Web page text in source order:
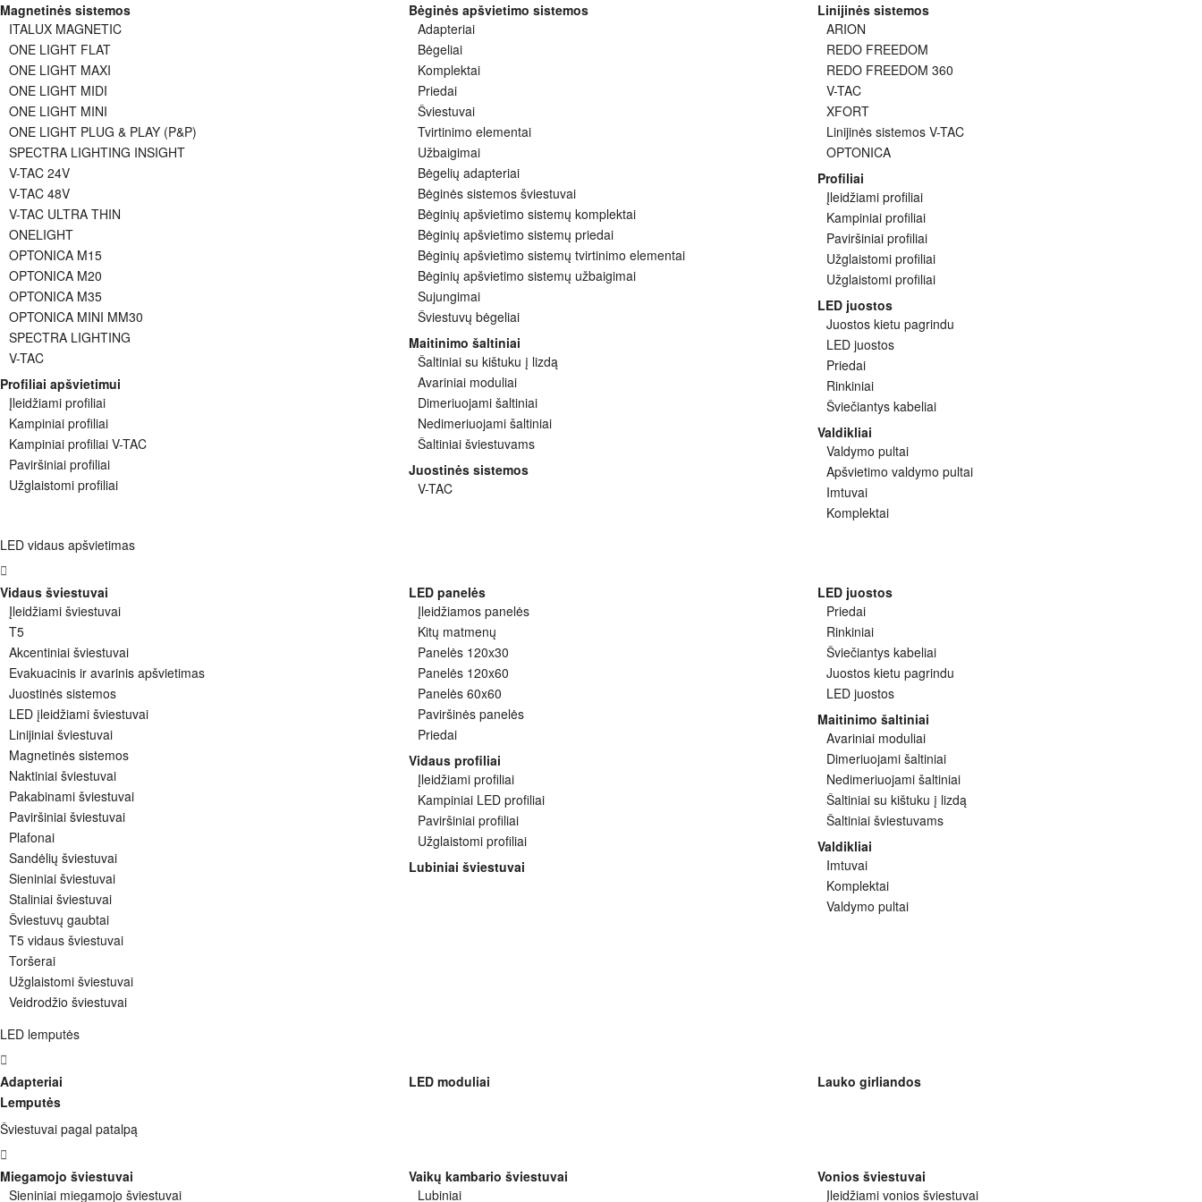
Magnetinės sistemos
ITALUX MAGNETIC
ONE LIGHT FLAT
ONE LIGHT MAXI
ONE LIGHT MIDI
ONE LIGHT MINI
ONE LIGHT PLUG & PLAY (P&P)
SPECTRA LIGHTING INSIGHT
V-TAC 24V
V-TAC 48V
V-TAC ULTRA THIN
ONELIGHT
OPTONICA M15
OPTONICA M20
OPTONICA M35
OPTONICA MINI MM30
SPECTRA LIGHTING
V-TAC
Profiliai apšvietimui
Įleidžiami profiliai
Kampiniai profiliai
Kampiniai profiliai V-TAC
Paviršiniai profiliai
Užglaistomi profiliai
Bėginės apšvietimo sistemos
Adapteriai
Bėgeliai
Komplektai
Priedai
Šviestuvai
Tvirtinimo elementai
Užbaigimai
Bėgelių adapteriai
Bėginės sistemos šviestuvai
Bėginių apšvietimo sistemų komplektai
Bėginių apšvietimo sistemų priedai
Bėginių apšvietimo sistemų tvirtinimo elementai
Bėginių apšvietimo sistemų užbaigimai
Sujungimai
Šviestuvų bėgeliai
Maitinimo šaltiniai
Šaltiniai su kištuku į lizdą
Avariniai moduliai
Dimeriuojami šaltiniai
Nedimeriuojami šaltiniai
Šaltiniai šviestuvams
Juostinės sistemos
V-TAC
Linijinės sistemos
ARION
REDO FREEDOM
REDO FREEDOM 360
V-TAC
XFORT
Linijinės sistemos V-TAC
OPTONICA
Profiliai
Įleidžiami profiliai
Kampiniai profiliai
Paviršiniai profiliai
Užglaistomi profiliai
Užglaistomi profiliai
LED juostos
Juostos kietu pagrindu
LED juostos
Priedai
Rinkiniai
Šviečiantys kabeliai
Valdikliai
Valdymo pultai
Apšvietimo valdymo pultai
Imtuvai
Komplektai
LED vidaus apšvietimas
Vidaus šviestuvai
Įleidžiami šviestuvai
T5
Akcentiniai šviestuvai
Evakuacinis ir avarinis apšvietimas
Juostinės sistemos
LED įleidžiami šviestuvai
Linijiniai šviestuvai
Magnetinės sistemos
Naktiniai šviestuvai
Pakabinami šviestuvai
Paviršiniai šviestuvai
Plafonai
Sandėlių šviestuvai
Sieniniai šviestuvai
Staliniai šviestuvai
Šviestuvų gaubtai
T5 vidaus šviestuvai
Toršerai
Užglaistomi šviestuvai
Veidrodžio šviestuvai
LED panelės
Įleidžiamos panelės
Kitų matmenų
Panelės 120x30
Panelės 120x60
Panelės 60x60
Paviršinės panelės
Priedai
Vidaus profiliai
Įleidžiami profiliai
Kampiniai LED profiliai
Paviršiniai profiliai
Užglaistomi profiliai
Lubiniai šviestuvai
LED juostos
Priedai
Rinkiniai
Šviečiantys kabeliai
Juostos kietu pagrindu
LED juostos
Maitinimo šaltiniai
Avariniai moduliai
Dimeriuojami šaltiniai
Nedimeriuojami šaltiniai
Šaltiniai su kištuku į lizdą
Šaltiniai šviestuvams
Valdikliai
Imtuvai
Komplektai
Valdymo pultai
LED lemputės
Adapteriai
Lemputės
LED moduliai Lauko girliandos
Šviestuvai pagal patalpą
Miegamojo šviestuvai
Sieniniai miegamojo šviestuvai
Vaikų kambario šviestuvai
Lubiniai
Vonios šviestuvai
Įleidžiami vonios šviestuvai